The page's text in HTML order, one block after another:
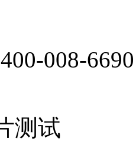
008-6690
测试